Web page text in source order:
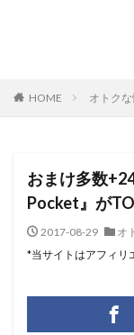
HOME オトク
おまけ多数
Pocket』が
2017-08-29 オ
*当サイトはアフィリ